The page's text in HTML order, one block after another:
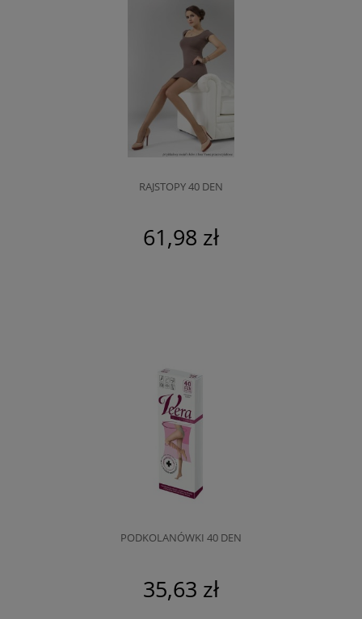
RAJSTOPY 40 DEN
61,98 zł
PODKOLANÓWKI 40 DEN
35,63 zł